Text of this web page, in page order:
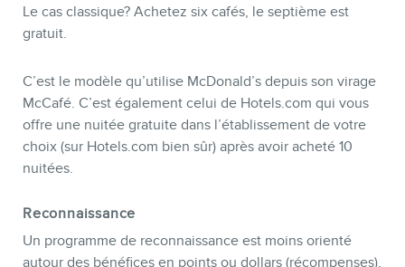
Le cas classique? Achetez six cafés, le septième est
gratuit.
C’est le modèle qu’utilise McDonald’s depuis son virage
McCafé. C’est également celui de Hotels.com qui vous
offre une nuitée gratuite dans l’établissement de votre
choix (sur Hotels.com bien sûr) après avoir acheté 10
nuitées.
Reconnaissance
Un programme de reconnaissance est moins orienté
autour des bénéfices en points ou dollars (récompenses),